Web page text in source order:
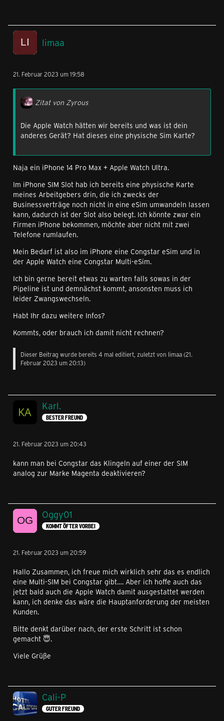
limaa
21. Februar 2023 um 19:58
Zitat von Zyrous
Die Apple Watch hätten wir bereits und was ist dein
anderes Gerät? Hat dieses eine physische Sim Karte?
Naja ein iPhone 14 Pro Max + Apple Watch Ultra.
Im iPhone SIM Slot hab ich bereits eine physische Karte
meines Arbeitgebers drin, die ich zwecks der
Businessverträge noch nicht in eine eSim umwandeln lassen
kann, dadurch ist der Slot also belegt. Ich könnte zwar ein
Firmen iPhone bekommen, möchte aber nicht mit zwei
Telefone rumlaufen.
Mein Bedarf ist also im iPhone eine Congstar eSim und in
der Apple Watch eine Congstar Multi-eSim.
Ich bin gerne bereit etwas zu warten falls sowas in der
Pipeline ist und demnächst kommt, ansonsten muss ich
leider Zwangswechseln.
Habt Ihr dazu weitere Infos?
Kommts, oder brauch ich damit nicht rechnen?
Dieser Beitrag wurde bereits 4 mal editiert, zuletzt von limaa(21.
Februar 2023 um 20:13)
Karl.
BESTER FREUND
21. Februar 2023 um 20:43
kann man bei Congstar das Klingeln auf einer der SIM
analog zur Marke Magenta deaktivieren?
Oggy01
KOMMT ÖFTER VORBEI
21. Februar 2023 um 20:59
Hallo Zusammen, ich freue mich wirklich sehr das es endlich
eine Multi-SIM bei Congstar gibt…. Aber ich hoffe auch das
jetzt bald auch die Apple Watch damit ausgestattet werden
kann, ich denke das wäre die Hauptanforderung der meisten
Kunden.
Bitte denkt darüber nach, der erste Schritt ist schon
gemacht 😇.
Viele Grüße
Cali-P
GUTER FREUND